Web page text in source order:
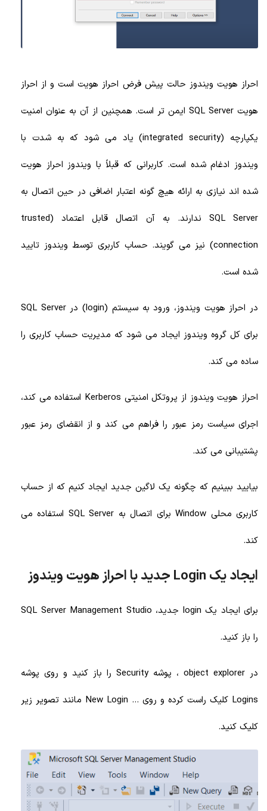
احراز هویت ویندوز حالت پیش فرض احراز هویت است و از احراز
هویت SQL Server ایمن تر است. همچنین از آن به عنوان امنیت
یکپارچه (integrated security) یاد می شود که به شدت با
ویندوز ادغام شده است. کاربرانی که قبلاً با ویندوز احراز هویت
شده اند نیازی به ارائه هیچ گونه اعتبار اضافی در حین اتصال به
SQL Server ندارند. به آن اتصال قابل اعتماد (trusted
connection) نیز می گویند. حساب کاربری توسط ویندوز تایید
شده است.
در احراز هویت ویندوز، ورود به سیستم (login) در SQL Server
برای کل گروه ویندوز ایجاد می شود که مدیریت حساب کاربری را
ساده می کند.
احراز هویت ویندوز از پروتکل امنیتی Kerberos استفاده می کند،
اجرای سیاست رمز عبور را فراهم می کند و از انقضای رمز عبور
پشتیبانی می کند.
بیایید ببینیم که چگونه یک لاگین جدید ایجاد کنیم که از حساب
کاربری محلی Window برای اتصال به SQL Server استفاده می
کند.
ایجاد یک Login جدید با احراز هویت ویندوز
برای ایجاد یک login جدید، SQL Server Management Studio
را باز کنید.
در object explorer ، پوشه Security را باز کنید و روی پوشه
Logins کلیک راست کرده و روی ... New Login مانند تصویر زیر
کلیک کنید.